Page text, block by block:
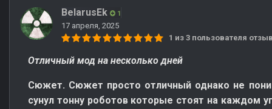
BelarusEk 1
17 апреля, 2025
1 из 3 пользователя
Отличный мод на несколько дней
Сюжет. Сюжет просто отличный однако не
сунул тонну роботов которые стоят на каждом